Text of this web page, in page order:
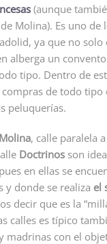
(aunque
Molina). Es uno de
ya que no solo
alberga un
tipo. Dentro de
de todo tipo
peluquerías.
, calle paralela
Doctrinos son
en ellas se
y donde se realiza el
decir que es la
calles es típico
madrinas con el